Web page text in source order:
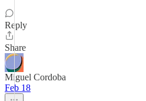
Reply
Share
Miguel Cordoba
Feb 18